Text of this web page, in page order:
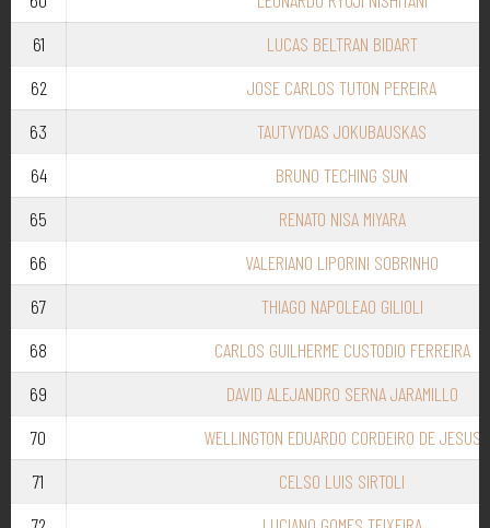
61
LUCAS BELTRAN BIDART
62
JOSE CARLOS TUTON PEREIRA
63
TAUTVYDAS JOKUBAUSKAS
64
BRUNO TECHING SUN
65
RENATO NISA MIYARA
66
VALERIANO LIPORINI SOBRINHO
67
THIAGO NAPOLEAO GILIOLI
68
CARLOS GUILHERME CUSTODIO FERREIRA
69
DAVID ALEJANDRO SERNA JARAMILLO
70
WELLINGTON EDUARDO CORDEIRO DE JESUS
71
CELSO LUIS SIRTOLI